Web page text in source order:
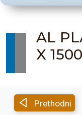
AL
X
Prethodni